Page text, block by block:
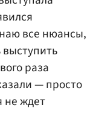
все нюансы,
раза
— просто
не ждет